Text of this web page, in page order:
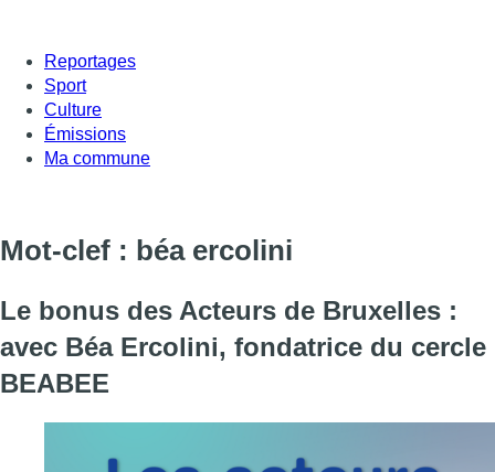
Reportages
Sport
Culture
Émissions
Ma commune
Mot-clef : béa ercolini
Le bonus des Acteurs de Bruxelles :
avec Béa Ercolini, fondatrice du cercle
BEABEE